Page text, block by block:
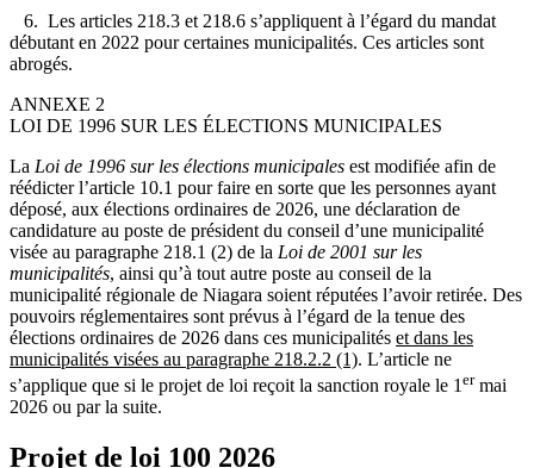
6. Les articles 218.3 et 218.6 s’appliquent à l’égard du mandat
débutant en 2022 pour certaines municipalités. Ces articles sont
abrogés.
ANNEXE 2
LOI DE 1996 SUR LES ÉLECTIONS MUNICIPALES
La Loi de 1996 sur les élections municipales est modifiée afin de
réédicter l’article 10.1 pour faire en sorte que les personnes ayant
déposé, aux élections ordinaires de 2026, une déclaration de
candidature au poste de président du conseil d’une municipalité
visée au paragraphe 218.1 (2) de la Loi de 2001 sur les
municipalités, ainsi qu’à tout autre poste au conseil de la
municipalité régionale de Niagara soient réputées l’avoir retirée. Des
pouvoirs réglementaires sont prévus à l’égard de la tenue des
élections ordinaires de 2026 dans ces municipalités et dans les
municipalités visées au paragraphe 218.2.2 (1). L’article ne
s’applique que si le projet de loi reçoit la sanction royale le 1 ermai
2026 ou par la suite.
Projet de loi 100 2026